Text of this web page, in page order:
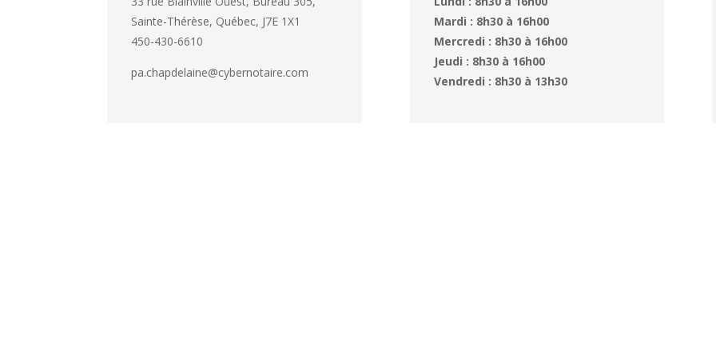
Sainte-Thérèse, Québec, J7E 1X1
450-430-6610
pa.chapdelaine@cybernotaire.com
Mardi : 8h30 à 16h00
Mercredi : 8h30 à 16h00
Jeudi : 8h30 à 16h00
Vendredi : 8h30 à 13h30